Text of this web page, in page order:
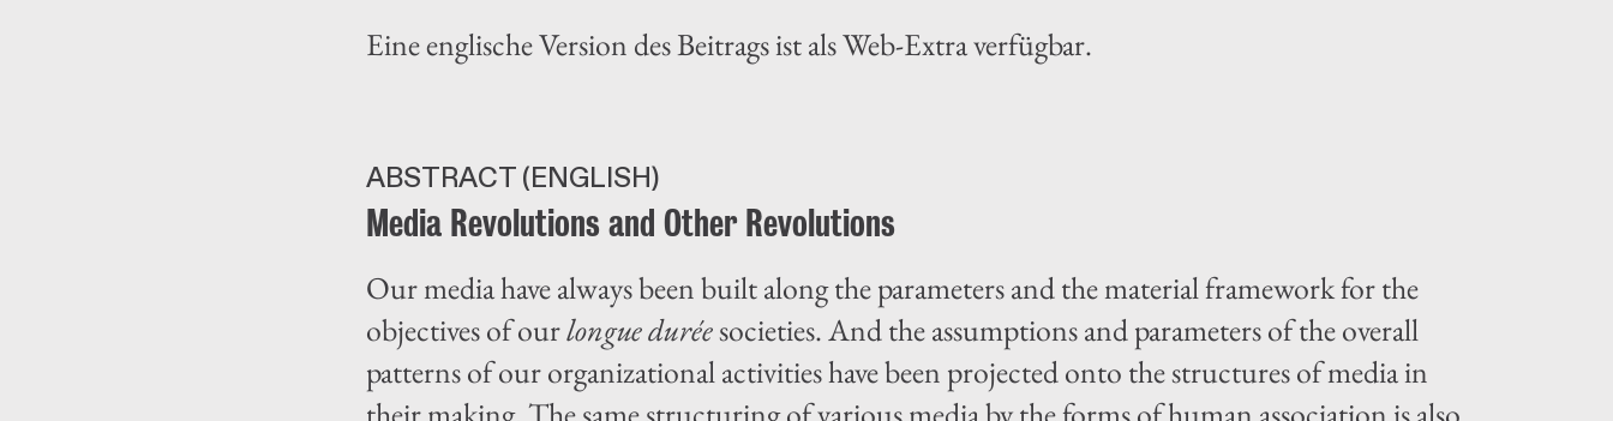
Eine englische Version des Beitrags ist als Web-Extra verfügbar.
ABSTRACT (ENGLISH)
Media Revolutions and Other Revolutions
Our media have always been built along the parameters and the material framework for the
objectives of ourlongue duréesocieties. And the assumptions and parameters of the overall
patterns of our organizational activities have been projected onto the structures of media in